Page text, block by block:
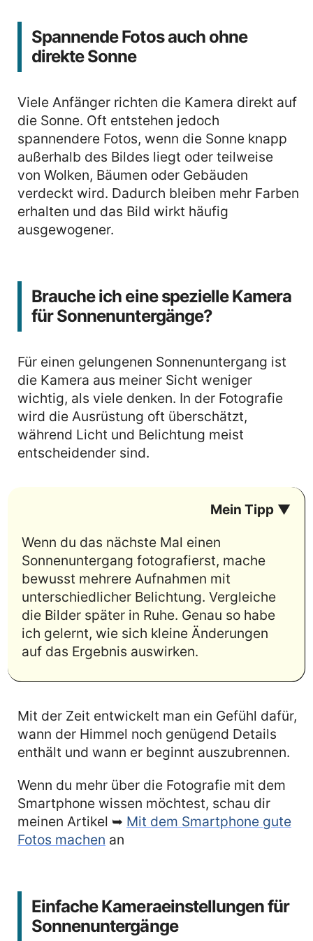
Spannende Fotos auch ohne
direkte Sonne
Viele Anfänger richten die Kamera direkt auf
die Sonne. Oft entstehen jedoch
spannendere Fotos, wenn die Sonne knapp
außerhalb des Bildes liegt oder teilweise
von Wolken, Bäumen oder Gebäuden
verdeckt wird. Dadurch bleiben mehr Farben
erhalten und das Bild wirkt häufig
ausgewogener.
Brauche ich eine spezielle Kamera
für Sonnenuntergänge?
Für einen gelungenen Sonnenuntergang ist
die Kamera aus meiner Sicht weniger
wichtig, als viele denken. In der Fotografie
wird die Ausrüstung oft überschätzt,
während Licht und Belichtung meist
entscheidender sind.
Mein Tipp▼
Wenn du das nächste Mal einen
Sonnenuntergang fotografierst, mache
bewusst mehrere Aufnahmen mit
unterschiedlicher Belichtung. Vergleiche
die Bilder später in Ruhe. Genau so habe
ich gelernt, wie sich kleine Änderungen
auf das Ergebnis auswirken.
Mit der Zeit entwickelt man ein Gefühl dafür,
wann der Himmel noch genügend Details
enthält und wann er beginnt auszubrennen.
Wenn du mehr über die Fotografie mit dem
Smartphone wissen möchtest, schau dir
meinen Artikel ➥ Mit dem Smartphone gute
Fotos machen an
Einfache Kameraeinstellungen für
Sonnenuntergänge